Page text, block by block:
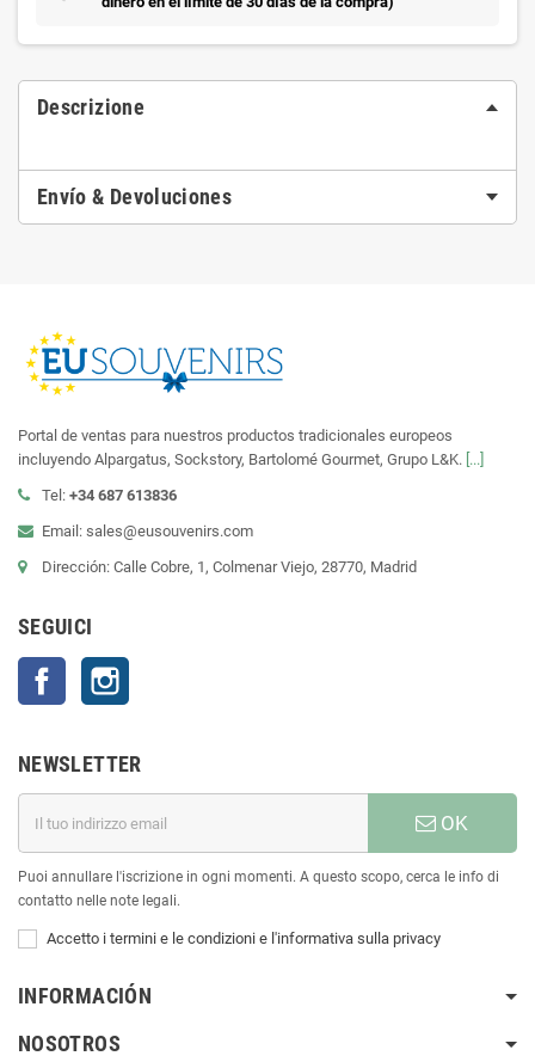
Descrizione
Envío & Devoluciones
Portal de ventas para nuestros productos tradicionales europeos
incluyendo Alpargatus, Sockstory, Bartolomé Gourmet, Grupo L&K. [...]
Tel: +34 687 613836
Email: sales@eusouvenirs.com
Dirección: Calle Cobre, 1, Colmenar Viejo, 28770, Madrid
SEGUICI
Facebook
NEWSLETTER
OK
Puoi annullare l'iscrizione in ogni momenti. A questo scopo, cerca le info di
contatto nelle note legali.
Accetto i termini e le condizioni e l'informativa sulla privacy
INFORMACIÓN
NOSOTROS